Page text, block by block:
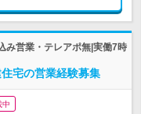
み営業・テレアポ無|実働7時
宅の営業経験募集
中